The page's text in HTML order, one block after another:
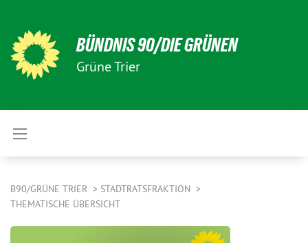
BÜNDNIS 90/DIE GRÜNEN
Grüne Trier
B90/GRÜNE TRIER
STADTRATSFRAKTION
THEMATISCHE ÜBERSICHT